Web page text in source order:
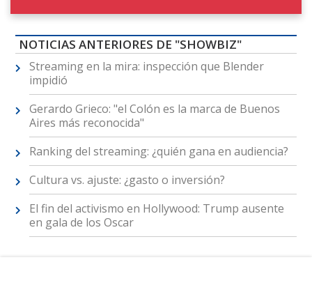
NOTICIAS ANTERIORES DE "SHOWBIZ"
Streaming en la mira: inspección que Blender
impidió
Gerardo Grieco: "el Colón es la marca de Buenos
Aires más reconocida"
Ranking del streaming: ¿quién gana en audiencia?
Cultura vs. ajuste: ¿gasto o inversión?
El fin del activismo en Hollywood: Trump ausente
en gala de los Oscar